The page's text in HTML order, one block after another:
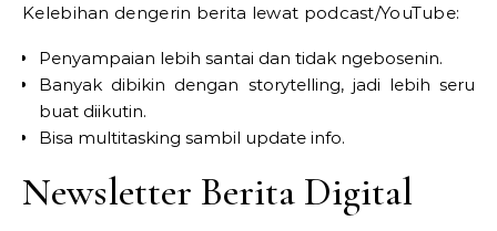
Kelebihan dengerin berita lewat podcast/YouTube:
Penyampaian lebih santai dan tidak ngebosenin.
Banyak dibikin dengan storytelling, jadi lebih seru
buat diikutin.
Bisa multitasking sambil update info.
Newsletter Berita Digital